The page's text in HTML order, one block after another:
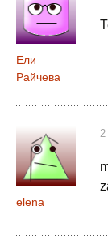
Ели
Райчева
elena
2